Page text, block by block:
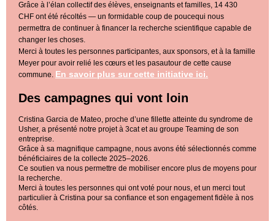
Grâce à l’élan collectif des élèves, enseignants et familles, 14 430
CHF ont été récoltés — un formidable coup de poucequi nous
permettra de continuer à financer la recherche scientifique capable de
changer les choses.
Merci à toutes les personnes participantes, aux sponsors, et à la famille
Meyer pour avoir relié les cœurs et les pasautour de cette cause
commune. En savoir plus sur cette initiative ici.
Des campagnes qui vont loin
Cristina Garcia de Mateo, proche d’une fillette atteinte du syndrome de
Usher, a présenté notre projet à 3cat et au groupe Teaming de son
entreprise.
Grâce à sa magnifique campagne, nous avons été sélectionnés comme
bénéficiaires de la collecte 2025–2026.
Ce soutien va nous permettre de mobiliser encore plus de moyens pour
la recherche.
Merci à toutes les personnes qui ont voté pour nous, et un merci tout
particulier à Cristina pour sa confiance et son engagement fidèle à nos
côtés.